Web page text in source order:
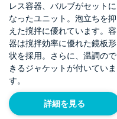
レス容器、バルブがセットに
なったユニット。泡立ちを抑
えた撹拌に優れています。容
器は撹拌効率に優れた鏡板形
状を採用。さらに、温調ので
きるジャケットが付いていま
す。
詳細を見る